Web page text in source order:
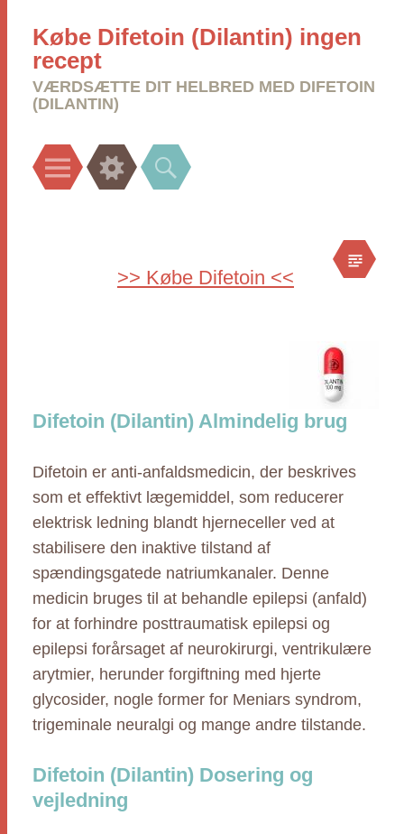
Købe Difetoin (Dilantin) ingen
recept
VÆRDSÆTTE DIT HELBRED MED DIFETOIN
(DILANTIN)
Menu Widgets Search
>> Købe Difetoin <<
Difetoin (Dilantin) Almindelig brug
Difetoin er anti-anfaldsmedicin, der beskrives
som et effektivt lægemiddel, som reducerer
elektrisk ledning blandt hjerneceller ved at
stabilisere den inaktive tilstand af
spændingsgatede natriumkanaler. Denne
medicin bruges til at behandle epilepsi (anfald)
for at forhindre posttraumatisk epilepsi og
epilepsi forårsaget af neurokirurgi, ventrikulære
arytmier, herunder forgiftning med hjerte
glycosider, nogle former for Meniars syndrom,
trigeminale neuralgi og mange andre tilstande.
Difetoin (Dilantin) Dosering og
vejledning